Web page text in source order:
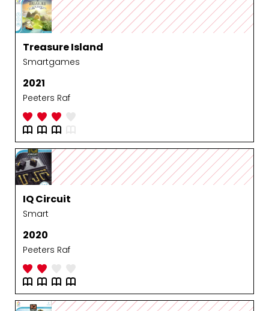
Treasure Island
Smartgames
2021
Peeters Raf
IQ Circuit
Smart
2020
Peeters Raf